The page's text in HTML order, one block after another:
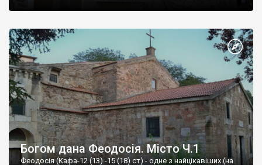
Богом дана Феодосія. Місто Ч.1
Феодосія (Кафа-12 (13) -15 (18) ст) - одне з найцікавіших (на